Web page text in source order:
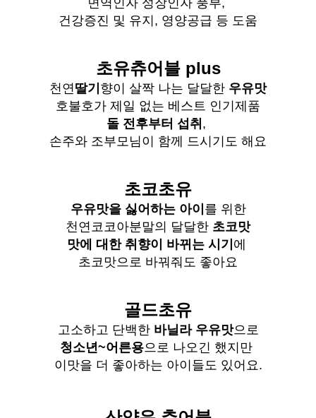
면역인자 성장인자 풍부,
건강증진 및 유지, 영양공급 등 도움
초유츄어블 plus
천연딸기 향이 살짝 나는 달달한 우유맛
호불호가 제일 없는 베스트 인기제품
돌 전후부터 섭취 ,
손주와 조부모님이 함께 드시기도 해요
초코초유
우유맛을 싫어하는 아이 를 위한
천연코코아분말의 달달한 초코맛
맛에 대한 취향이 바뀌는 시기 에
초코맛으로 바꿔줘도 좋아요
골드초유
고소하고 단백한 바닐라 우유맛으로
청소년~어른용으로 나오긴 했지만
이맛을 더 좋아하는 아이들도 있어요.